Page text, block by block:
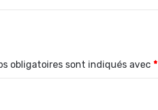
obligatoires sont indiqués avec *